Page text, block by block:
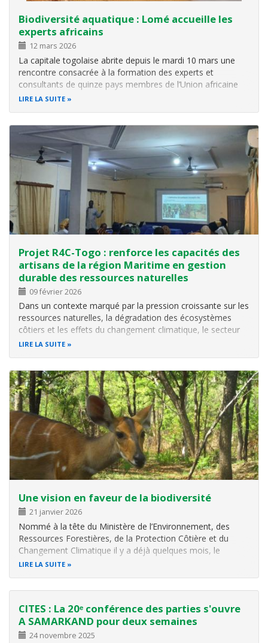
Biodiversité aquatique : Lomé accueille les
experts africains
12 mars 2026
La capitale togolaise abrite depuis le mardi 10 mars une
rencontre consacrée à la formation des experts et
consultants de quinze pays membres de l’Union africaine
sur les instruments internationaux relatifs à la conservation
LIRE LA SUITE
Projet R4C-Togo : renforce les capacités des
artisans de la région Maritime en gestion
durable des ressources naturelles
09 février 2026
Dans un contexte marqué par la pression croissante sur les
ressources naturelles, la dégradation des écosystèmes
côtiers et les effets du changement climatique, le secteur
de l’artisanat a besoin d’un nouveau souffle. Afin de rendre
LIRE LA SUITE
Une vision en faveur de la biodiversité
21 janvier 2026
Nommé à la tête du Ministère de l’Environnement, des
Ressources Forestières, de la Protection Côtière et du
Changement Climatique il y a déjà quelques mois, le
professeur Kokoroko Komlan Dodzi imprime une nouvelle
LIRE LA SUITE
CITES : La 20ᵉ conférence des parties s'ouvre
A SAMARKAND pour deux semaines
24 novembre 2025